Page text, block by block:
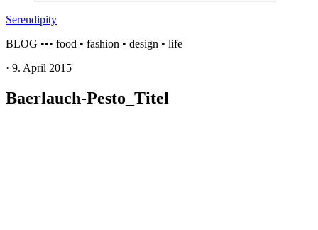
Serendipity
BLOG ••• food • fashion • design • life
· 9. April 2015
Baerlauch-Pesto_Titel